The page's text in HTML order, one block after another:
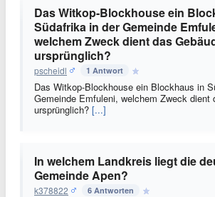
Das Witkop-Blockhouse ein
Südafrika in der Gemeinde
welchem Zweck dient das
ursprünglich?
pscheidl 1 Antwort
Das Witkop-Blockhouse ein Blockhaus in
Gemeinde Emfuleni, welchem Zweck dient
ursprünglich? [...]
In welchem Landkreis liegt die
Gemeinde Apen?
k378822 6 Antworten